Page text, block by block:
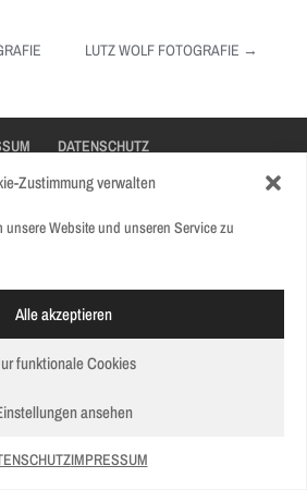
Zustimmung verwalten
Website und unseren Service zu
Alle akzeptieren
funktionale Cookies
ansehen
IMPRESSUM
LUTZ WOLF FOTOGRAFIE →
DATENSCHUTZ